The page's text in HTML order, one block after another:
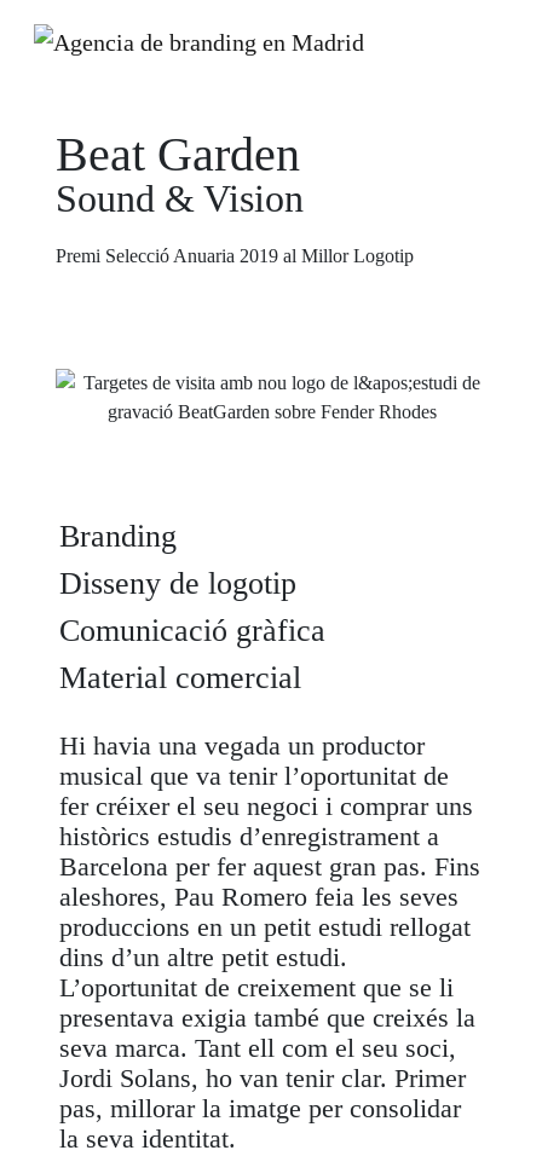
Beat Garden
Sound & Vision
Premi Selecció Anuaria 2019 al Millor Logotip
Branding
Disseny de logotip
Comunicació gràfica
Material comercial
Hi havia una vegada un productor
musical que va tenir l’oportunitat de
fer créixer el seu negoci i comprar uns
històrics estudis d’enregistrament a
Barcelona per fer aquest gran pas. Fins
aleshores, Pau Romero feia les seves
produccions en un petit estudi rellogat
dins d’un altre petit estudi.
L’oportunitat de creixement que se li
presentava exigia també que creixés la
seva marca. Tant ell com el seu soci,
Jordi Solans, ho van tenir clar. Primer
pas, millorar la imatge per consolidar
la seva identitat.